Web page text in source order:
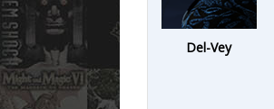
Del-Vey